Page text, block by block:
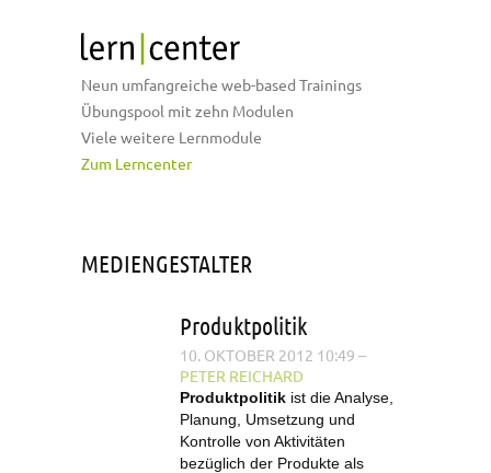
Neun umfangreiche web-based Trainings
Übungspool mit zehn Modulen
Viele weitere Lernmodule
Zum Lerncenter
MEDIENGESTALTER
Produktpolitik
10. OKTOBER 2012 10:49 –
PETER REICHARD
Produktpolitik ist die Analyse,
Planung, Umsetzung und
Kontrolle von Aktivitäten
bezüglich der Produkte als